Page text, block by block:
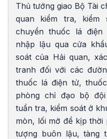
Thủ tướng giao Bộ Tài
quan kiểm tra, kiểm
chuyển thuốc lá
nhập lậu qua cửa
soát của Hải quan,
tranh đối với các
thuốc lá điện tử,
phòng chỉ đạo bộ
tuần tra, kiểm soát ở
mòn, lối mở để kịp
tượng buôn lậu, tàng